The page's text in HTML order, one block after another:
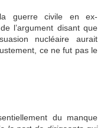
guerre civile en ex-
l’argument disant que
nucléaire aurait
ce ne fut pas le
du manque